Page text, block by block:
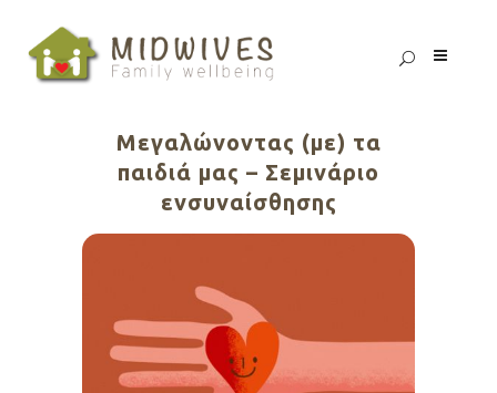
Μεγαλώνοντας (με) τα
παιδιά μας – Σεμινάριο
ενσυναίσθησης